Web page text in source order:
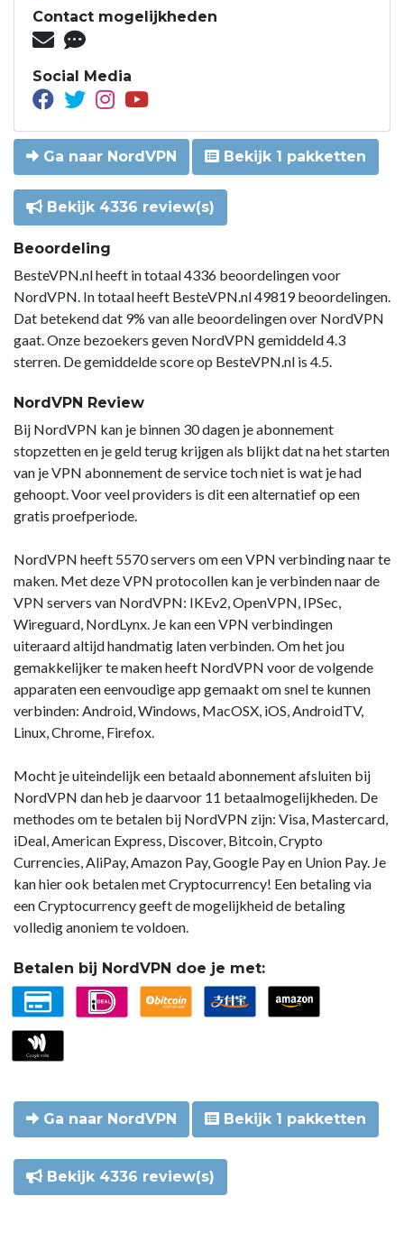
Contact mogelijkheden
Social Media
Ga naar NordVPN Bekijk 1 pakketten
Bekijk 4336 review(s)
Beoordeling
BesteVPN.nl heeft in totaal 4336 beoordelingen voor
NordVPN. In totaal heeft BesteVPN.nl 49819 beoordelingen.
Dat betekend dat 9% van alle beoordelingen over NordVPN
gaat. Onze bezoekers geven NordVPN gemiddeld 4.3
sterren. De gemiddelde score op BesteVPN.nl is 4.5.
NordVPN Review
Bij NordVPN kan je binnen 30 dagen je abonnement
stopzetten en je geld terug krijgen als blijkt dat na het starten
van je VPN abonnement de service toch niet is wat je had
gehoopt. Voor veel providers is dit een alternatief op een
gratis proefperiode.
NordVPN heeft 5570 servers om een VPN verbinding naar te
maken. Met deze VPN protocollen kan je verbinden naar de
VPN servers van NordVPN: IKEv2, OpenVPN, IPSec,
Wireguard, NordLynx. Je kan een VPN verbindingen
uiteraard altijd handmatig laten verbinden. Om het jou
gemakkelijker te maken heeft NordVPN voor de volgende
apparaten een eenvoudige app gemaakt om snel te kunnen
verbinden: Android, Windows, MacOSX, iOS, AndroidTV,
Linux, Chrome, Firefox.
Mocht je uiteindelijk een betaald abonnement afsluiten bij
NordVPN dan heb je daarvoor 11 betaalmogelijkheden. De
methodes om te betalen bij NordVPN zijn: Visa, Mastercard,
iDeal, American Express, Discover, Bitcoin, Crypto
Currencies, AliPay, Amazon Pay, Google Pay en Union Pay. Je
kan hier ook betalen met Cryptocurrency! Een betaling via
een Cryptocurrency geeft de mogelijkheid de betaling
volledig anoniem te voldoen.
Betalen bij NordVPN doe je met:
Ga naar NordVPN Bekijk 1 pakketten
Bekijk 4336 review(s)